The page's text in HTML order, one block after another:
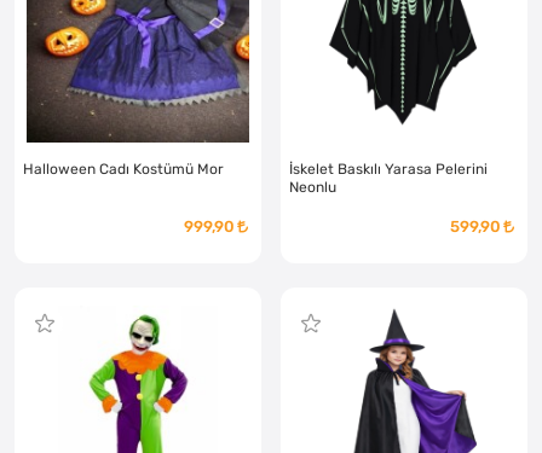
Halloween Cadı Kostümü Mor
999,90
İskelet Baskılı Yarasa Pelerini
Neonlu
599,90